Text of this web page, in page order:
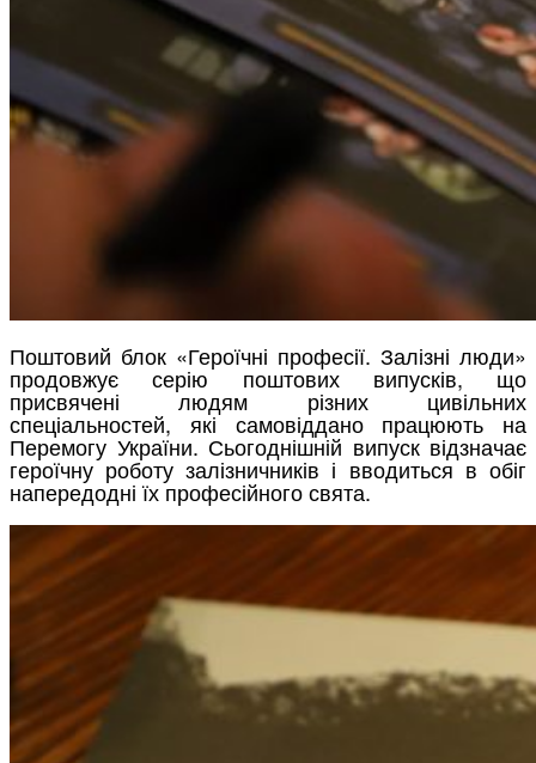
Поштовий блок «Героїчні професії. Залізні люди»
продовжує серію поштових випусків, що
присвячені людям різних цивільних
спеціальностей, які самовіддано працюють на
Перемогу України. Сьогоднішній випуск відзначає
героїчну роботу залізничників і вводиться в обіг
напередодні їх професійного свята.